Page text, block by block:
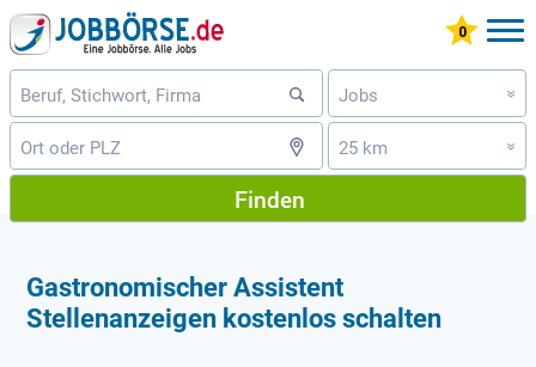
Jobs »
25 km »
Finden
Gastronomischer Assistent
Stellenanzeigen kostenlos schalten